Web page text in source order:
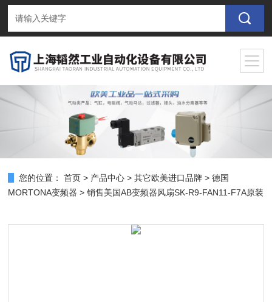
您的位置： 首页 > 产品中心 >其它欧美进口品牌 >德国
MORTONA变频器 > 销售美国AB变频器风扇SK-R9-FAN11-F7A原装